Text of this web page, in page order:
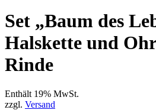
Set „Baum des
Halskette und
Rinde
Enthält 19% MwSt.
zzgl. Versand